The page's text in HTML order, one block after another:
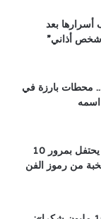
أسرارها بعد
شخص أذاني”
محطات بارزة في
اسمه
صالون الرياض الفني الثقافي يحتفل بمرور 10
من رموز الفن